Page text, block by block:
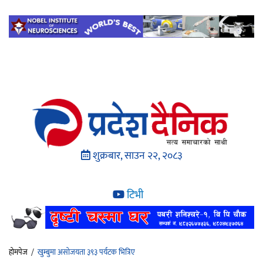
शुक्रबार, साउन २२, २०८३
टिभी
होमपेज /खुम्बुमा असोजयता ३९३ पर्यटक भित्रिए